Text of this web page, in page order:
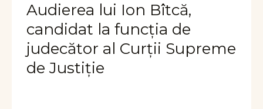
Audierea lui Ion Bîtcă,
candidat la funcția de
judecător al Curții Supreme
de Justiție